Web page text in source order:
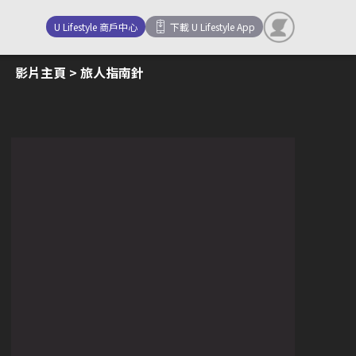
U Lifestyle 商戶中心 下載 U Lifestyle App
影片主頁 > 旅人指南針